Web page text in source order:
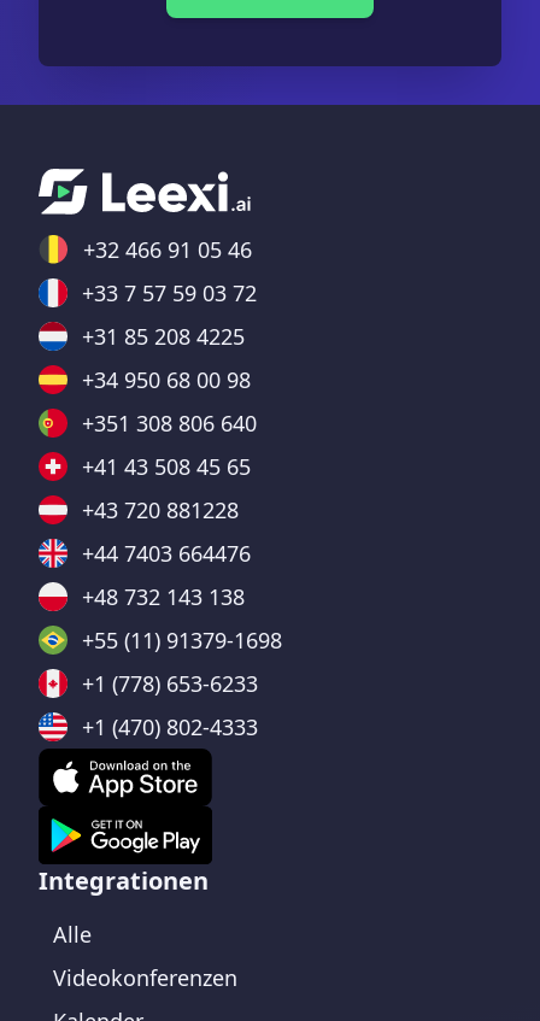
+32 466 91 05 46
+33 7 57 59 03 72
+31 85 208 4225
+34 950 68 00 98
+351 308 806 640
+41 43 508 45 65
+43 720 881228
+44 7403 664476
+48 732 143 138
+55 (11) 91379-1698
+1 (778) 653-6233
+1 (470) 802-4333
Integrationen
Alle
Videokonferenzen